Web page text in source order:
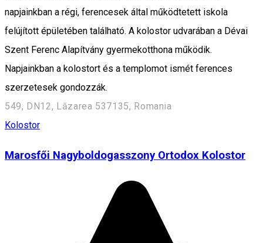
napjainkban a régi, ferencesek által működtetett iskola
felújított épületében található. A kolostor udvarában a Dévai
Szent Ferenc Alapítvány gyermekotthona működik.
Napjainkban a kolostort és a templomot ismét ferences
szerzetesek gondozzák.
549, DN12, Lăzarea 537135, Romania
Kolostor
Marosfői Nagyboldogasszony Ortodox Kolostor